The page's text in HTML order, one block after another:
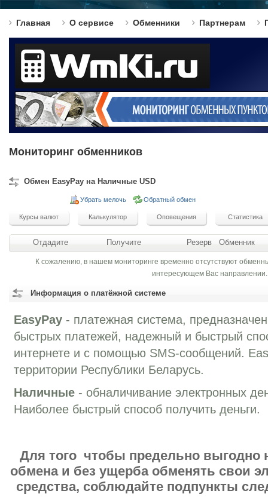
Главная О сервисе Обменники Партнерам
Мониторинг обменников
Обмен EasyPay на Наличные USD
Убрать мелочь Обратный обмен
Отдадите Получите Резерв Обменник
К сожалению, в нашем мониторинге временно отсутствуют
интересующем Вас направлении.
Информация о платёжной системе
EasyPay - платежная система,
быстрых платежей, надежный и быстрый
интернете и с помощью SMS-сообщений.
территории Республики Беларусь.
Наличные - обналичивание электронных
Наиболее быстрый способ получить деньги.
Для того чтобы предельно выгодно
обмена и без ущерба обменять свои
средства, соблюдайте подпункты